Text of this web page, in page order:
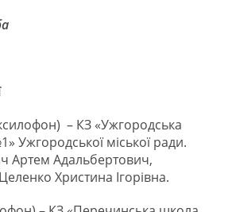
– КЗ «Ужгородська
Ужгородської міської ради.
Артем Адальбертович,
Христина Ігорівна.